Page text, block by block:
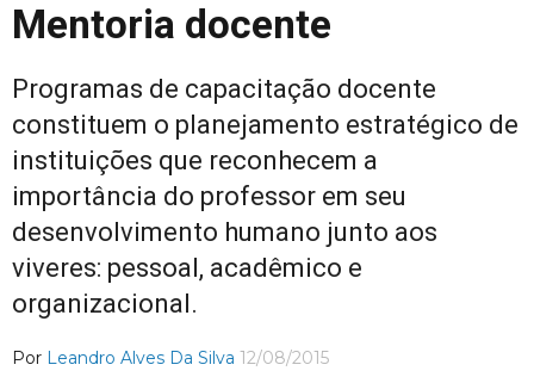
Mentoria docente
Programas de capacitação docente
constituem o planejamento estratégico de
instituições que reconhecem a
importância do professor em seu
desenvolvimento humano junto aos
viveres: pessoal, acadêmico e
organizacional.
Por Leandro Alves Da Silva 12/08/2015